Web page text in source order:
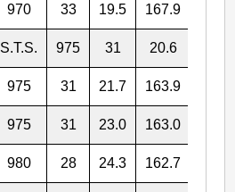
970 33 19.5 167.9
S.T.S. 975 31 20.6
975 31 21.7 163.9
975 31 23.0 163.0
980 28 24.3 162.7